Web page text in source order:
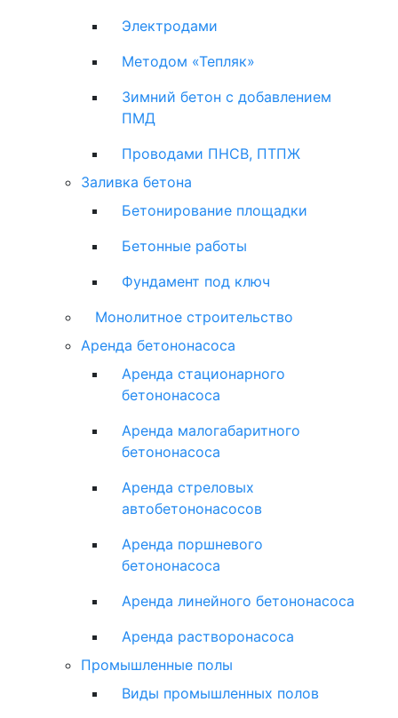
Электродами
Методом «Тепляк»
Зимний бетон с добавлением
ПМД
Проводами ПНСВ, ПТПЖ
Заливка бетона
Бетонирование площадки
Бетонные работы
Фундамент под ключ
Монолитное строительство
Аренда бетононасоса
Аренда стационарного
бетононасоса
Аренда малогабаритного
бетононасоса
Аренда стреловых
автобетононасосов
Аренда поршневого
бетононасоса
Аренда линейного бетононасоса
Аренда растворонасоса
Промышленные полы
Виды промышленных полов